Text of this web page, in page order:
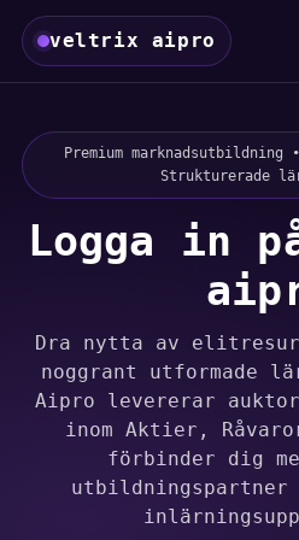
veltrix aipro
Premium
Strukturerade
Logga in
Dra nytta av
noggrant utformade
Aipro levererar
inom Aktier,
förbinder dig